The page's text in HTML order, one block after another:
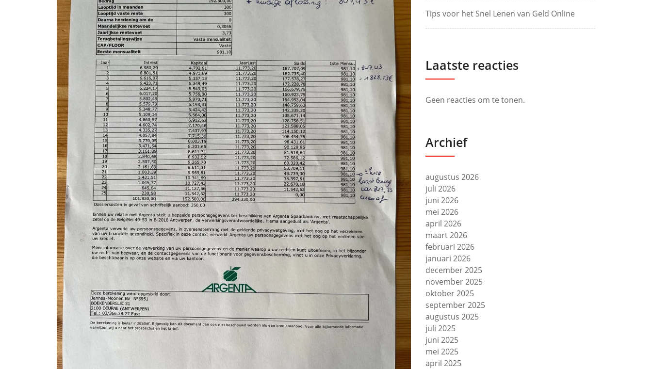
Tips voor het Snel Lenen van Geld Online
Laatste reacties
Geen reacties om te tonen.
Archief
augustus 2026
juli 2026
juni 2026
mei 2026
april 2026
maart 2026
februari 2026
januari 2026
december 2025
november 2025
oktober 2025
september 2025
augustus 2025
juli 2025
juni 2025
mei 2025
april 2025